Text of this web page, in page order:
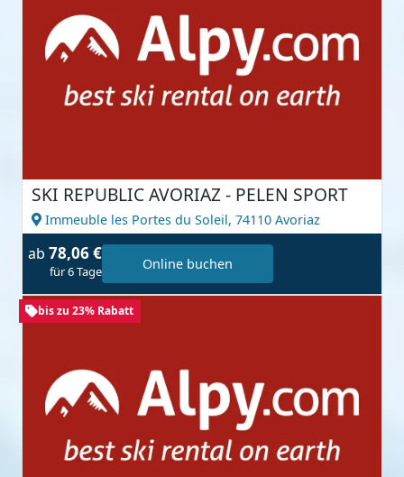
SKI REPUBLIC AVORIAZ - PELEN SPORT
Immeuble les Portes du Soleil, 74110 Avoriaz
ab 78,06 €
für 6 Tage Online buchen
bis zu 23% Rabatt